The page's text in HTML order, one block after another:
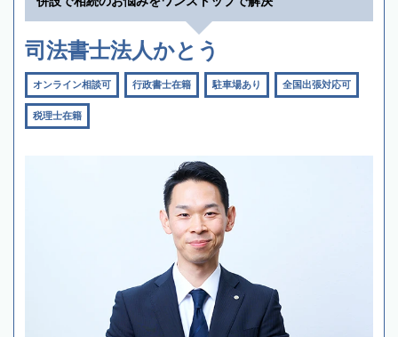
司法書士法人かとう
オンライン相談可 行政書士在籍 駐車場あり 全国出張対応可
税理士在籍